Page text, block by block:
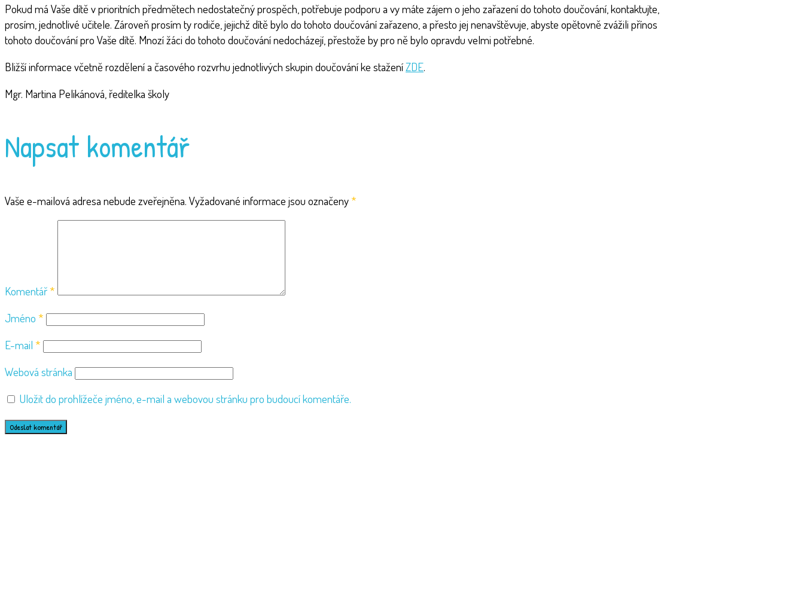
Pokud má Vaše dítě v prioritních předmětech nedostatečný prospěch, potřebuje podporu a vy máte zájem o jeho zařazení do tohoto doučování, kontaktujte,
prosím, jednotlivé učitele. Zároveň prosím ty rodiče, jejichž dítě bylo do tohoto doučování zařazeno, a přesto jej nenavštěvuje, abyste opětovně zvážili přínos
tohoto doučování pro Vaše dítě. Mnozí žáci do tohoto doučování nedocházejí, přestože by pro ně bylo opravdu velmi potřebné.
Bližší informace včetně rozdělení a časového rozvrhu jednotlivých skupin doučování ke staženíZDE.
Mgr. Martina Pelikánová, ředitelka školy
Napsat komentář
Vaše e-mailová adresa nebude zveřejněna. Vyžadované informace jsou označeny*
Komentář*
Jméno *
E-mail *
Webová stránka
Uložit do prohlížeče jméno, e-mail a webovou stránku pro budoucí komentáře.